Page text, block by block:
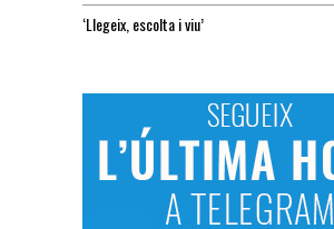
‘Llegeix, escolta i viu’